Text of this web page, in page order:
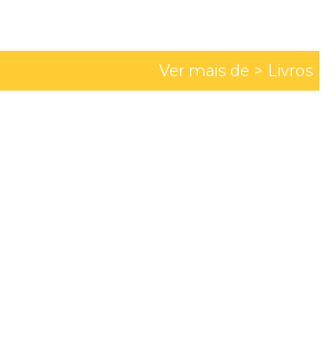
Ver mais de > Livros